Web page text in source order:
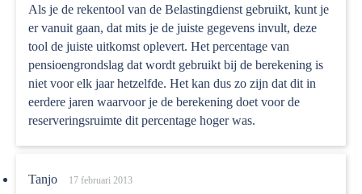
Als je de rekentool van de Belastingdienst gebruikt, kunt je
er vanuit gaan, dat mits je de juiste gegevens invult, deze
tool de juiste uitkomst oplevert. Het percentage van
pensioengrondslag dat wordt gebruikt bij de berekening is
niet voor elk jaar hetzelfde. Het kan dus zo zijn dat dit in
eerdere jaren waarvoor je de berekening doet voor de
reserveringsruimte dit percentage hoger was.
Tanjo 17 februari 2013